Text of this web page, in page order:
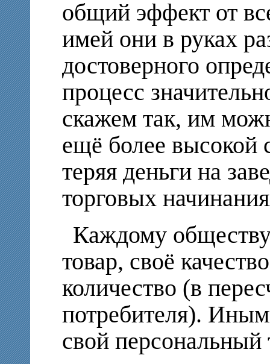
общий эффект от
имей они в руках
достоверного
процесс
скажем так, им
ещё более высокой
теряя деньги на
торговых
Каждому
товар, своё
количество (в
потребителя).
свой персональный